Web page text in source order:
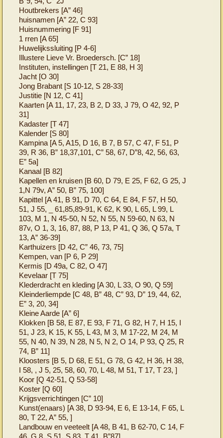
Houtbrekers [A” 46]
huisnamen [A” 22, C 93]
Huisnummering [F 91]
1 rren [A 65]
Huwelijkssluiting [P 4-6]
Illustere Lieve Vr. Broedersch. [C” 18]
Instituten, instellingen [T 21, E 88, H 3]
Jacht [O 30]
Jong Brabant [S 10-12, S 28-33]
Justitie [N 12, C 41]
Kaarten [A 11, 17, 23, B 2, D 33, J 79, O 42, 92, P
31]
Kadaster [T 47]
Kalender [S 80]
Kampina [A 5, A15, D 16, B 7, B 57, C 47, F 51, P
39, R 36, B” 18,37,101, C” 58, 67, D”8, 42, 56, 63,
E” 5a]
Kanaal [B 82]
Kapellen en kruisen [B 60, D 79, E 25, F 62, G 25, J
1,N 79v, A” 50, B” 75, 100]
Kapittel [A 41, B 91, D 70, C 64, E 84, F 57, H 50,
51, J 55, _ 61,85,89-91, K 62, K 90, L 65, L 99, L
103, M 1, N 45-50, N 52, N 55, N 59-60, N 63, N
87v, O 1, 3, 16, 87, 88, P 13, P 41, Q 36, Q 57a, T
13, A” 36-39]
Karthuizers [D 42, C” 46, 73, 75]
Kempen, van [P 6, P 29]
Kermis [D 49a, C 82, O 47]
Kevelaar [T 75]
Klederdracht en kleding [A 30, L 33, O 90, Q 59]
Kleinderliempde [C 48, B” 48, C” 93, D” 19, 44, 62,
E” 3, 20, 34]
Kleine Aarde [A” 6]
Klokken [B 58, E 87, E 93, F 71, G 82, H 7, H 15, I
51, J 23, K 15, K 55, L 43, M 3, M 17-22, M 24, M
55, N 40, N 39, N 28, N 5, N 2, O 14, P 93, Q 25, R
74, B” 11]
Kloosters [B 5, D 68, E 51, G 78, G 42, H 36, H 38,
I 58, , J 5, 25, 58, 60, 70, L 48, M 51, T 17, T 23, ]
Koor [Q 42-51, Q 53-58]
Koster [Q 60]
Krijgsverrichtingen [C” 10]
Kunst(enaars) [A 38, D 93-94, E 6, E 13-14, F 65, L
80, T 22, A” 55, ]
Landbouw en veeteelt [A 48, B 41, B 62-70, C 14, F
46, G 8, S 51, S 83, T 41, B”87]